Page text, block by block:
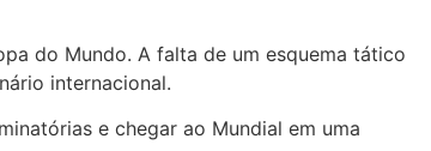
do Mundo. A falta de um esquema tático
internacional.
e chegar ao Mundial em uma